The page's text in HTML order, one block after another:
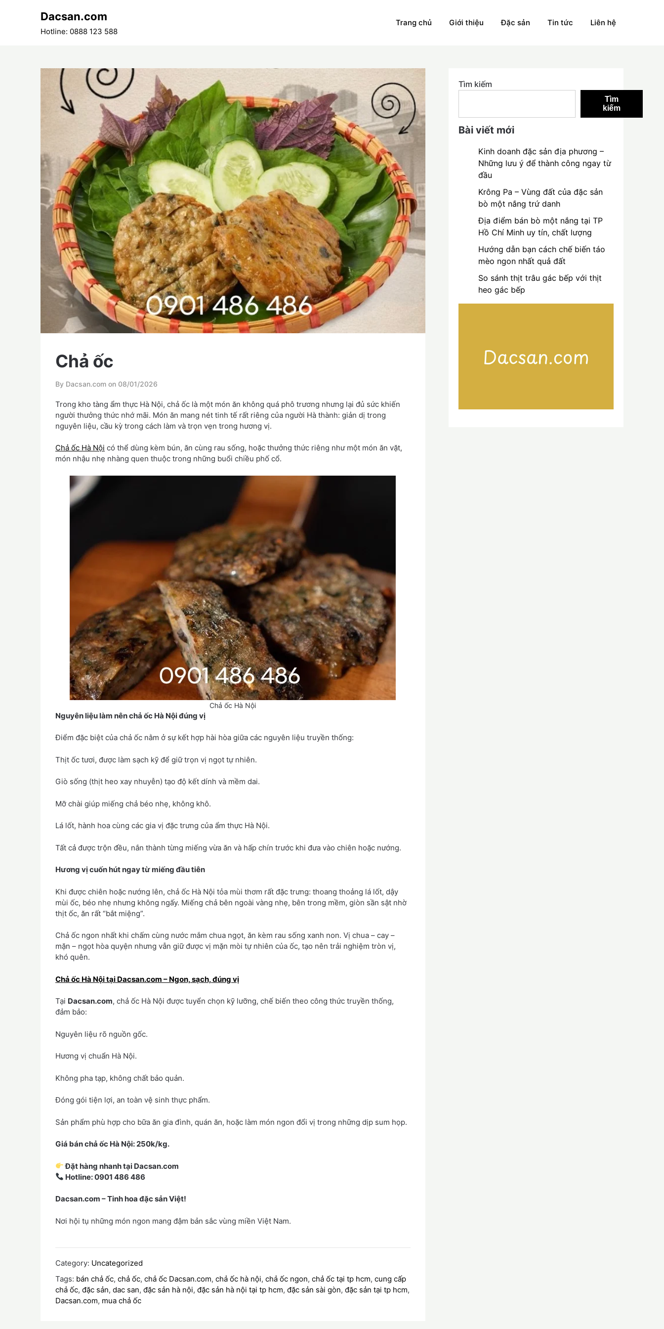
Dacsan.com
Hotline: 0888 123 588
Trang chủ Giới thiệu Đặc sản Tin tức Liên hệ
Chả ốc
By Dacsan.com on 08/01/2026
Trong kho tàng ẩm thực Hà Nội, chả ốc là một món ăn không quá phô trương nhưng lại đủ sức khiến
người thưởng thức nhớ mãi. Món ăn mang nét tinh tế rất riêng của người Hà thành: giản dị trong
nguyên liệu, cầu kỳ trong cách làm và trọn vẹn trong hương vị.
Chả ốc Hà Nội có thể dùng kèm bún, ăn cùng rau sống, hoặc thưởng thức riêng như một món ăn vặt,
món nhậu nhẹ nhàng quen thuộc trong những buổi chiều phố cổ.
Chả ốc Hà Nội
Nguyên liệu làm nên chả ốc Hà Nội đúng vị
Điểm đặc biệt của chả ốc nằm ở sự kết hợp hài hòa giữa các nguyên liệu truyền thống:
Thịt ốc tươi, được làm sạch kỹ để giữ trọn vị ngọt tự nhiên.
Giò sống (thịt heo xay nhuyễn) tạo độ kết dính và mềm dai.
Mỡ chài giúp miếng chả béo nhẹ, không khô.
Lá lốt, hành hoa cùng các gia vị đặc trưng của ẩm thực Hà Nội.
Tất cả được trộn đều, nắn thành từng miếng vừa ăn và hấp chín trước khi đưa vào chiên hoặc nướng.
Hương vị cuốn hút ngay từ miếng đầu tiên
Khi được chiên hoặc nướng lên, chả ốc Hà Nội tỏa mùi thơm rất đặc trưng: thoang thoảng lá lốt, dậy
mùi ốc, béo nhẹ nhưng không ngấy. Miếng chả bên ngoài vàng nhẹ, bên trong mềm, giòn sần sật nhờ
thịt ốc, ăn rất “bắt miệng”.
Chả ốc ngon nhất khi chấm cùng nước mắm chua ngọt, ăn kèm rau sống xanh non. Vị chua – cay –
mặn – ngọt hòa quyện nhưng vẫn giữ được vị mặn mòi tự nhiên của ốc, tạo nên trải nghiệm tròn vị,
khó quên.
Chả ốc Hà Nội tại Dacsan.com – Ngon, sạch, đúng vị
Tại Dacsan.com, chả ốc Hà Nội được tuyển chọn kỹ lưỡng, chế biến theo công thức truyền thống,
đảm bảo:
Nguyên liệu rõ nguồn gốc.
Hương vị chuẩn Hà Nội.
Không pha tạp, không chất bảo quản.
Đóng gói tiện lợi, an toàn vệ sinh thực phẩm.
Sản phẩm phù hợp cho bữa ăn gia đình, quán ăn, hoặc làm món ngon đổi vị trong những dịp sum họp.
Giá bán chả ốc Hà Nội: 250k/kg.
Đặt hàng nhanh tại Dacsan.com
Hotline: 0901 486 486
Dacsan.com – Tinh hoa đặc sản Việt!
Nơi hội tụ những món ngon mang đậm bản sắc vùng miền Việt Nam.
Category: Uncategorized
Tags: bán chả ốc, chả ốc, chả ốc Dacsan.com, chả ốc hà nội, chả ốc ngon, chả ốc tại tp hcm, cung cấp
chả ốc, đặc sản, dac san, đặc sản hà nội, đặc sản hà nội tại tp hcm, đặc sản sài gòn, đặc sản tại tp hcm,
Dacsan.com, mua chả ốc
Tìm kiếm
Tìm
kiếm
Bài viết mới
Kinh doanh đặc sản địa phương –
Những lưu ý để thành công ngay từ
đầu
Krông Pa – Vùng đất của đặc sản
bò một nắng trứ danh
Địa điểm bán bò một nắng tại TP
Hồ Chí Minh uy tín, chất lượng
Hướng dẫn bạn cách chế biến táo
mèo ngon nhất quả đất
So sánh thịt trâu gác bếp với thịt
heo gác bếp